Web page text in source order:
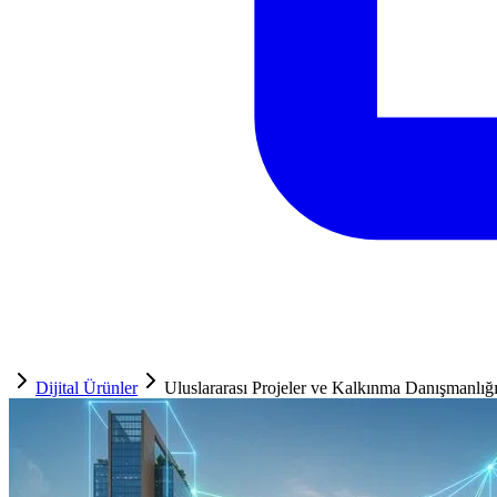
Dijital Ürünler Uluslararası Projeler ve Kalkınma Danışmanlığı